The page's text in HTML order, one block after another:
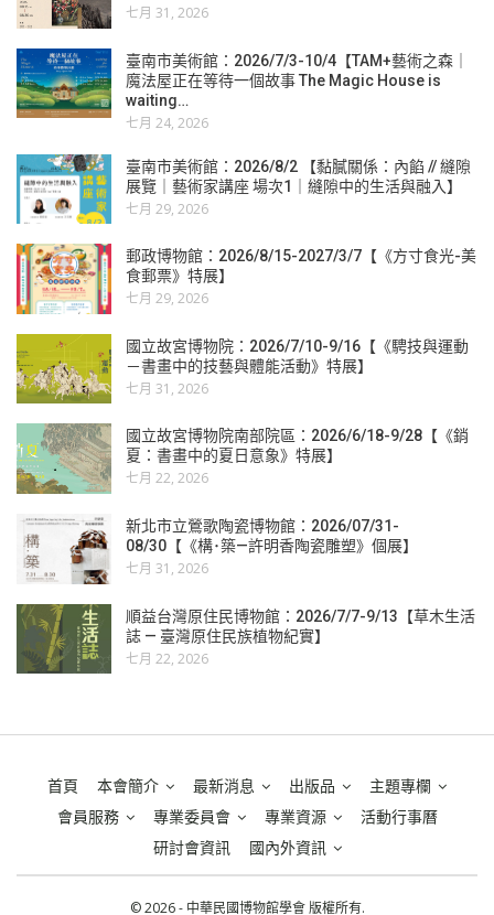
七月 31, 2026
臺南市美術館：2026/7/3-10/4【TAM+藝術之森｜
魔法屋正在等待一個故事 The Magic House is
waiting…
七月 24, 2026
臺南市美術館：2026/8/2 【黏膩關係：內餡 // 縫隙
展覽｜藝術家講座 場次1｜縫隙中的生活與融入】
七月 29, 2026
郵政博物館：2026/8/15-2027/3/7【《方寸食光-美
食郵票》特展】
七月 29, 2026
國立故宮博物院：2026/7/10-9/16【《騁技與運動
－書畫中的技藝與體能活動》特展】
七月 31, 2026
國立故宮博物院南部院區：2026/6/18-9/28【《銷
夏：書畫中的夏日意象》特展】
七月 22, 2026
新北市立鶯歌陶瓷博物館：2026/07/31-
08/30【《構･築—許明香陶瓷雕塑》個展】
七月 31, 2026
順益台灣原住民博物館：2026/7/7-9/13【草木生活
誌 — 臺灣原住民族植物紀實】
七月 22, 2026
首頁 本會簡介 最新消息 出版品
主題專欄
會員服務
專業委員會 專業資源
活動行事曆
研討會資訊
國內外資訊
© 2026 - 中華民國博物館學會 版權所有.